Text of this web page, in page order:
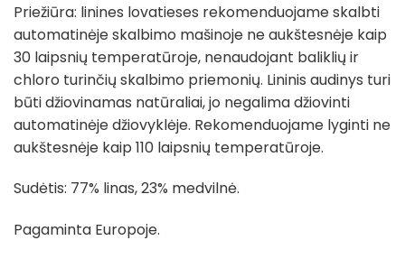
Priežiūra: linines lovatieses rekomenduojame skalbti
automatinėje skalbimo mašinoje ne aukštesnėje kaip
30 laipsnių temperatūroje, nenaudojant baliklių ir
chloro turinčių skalbimo priemonių. Lininis audinys turi
būti džiovinamas natūraliai, jo negalima džiovinti
automatinėje džiovyklėje. Rekomenduojame lyginti ne
aukštesnėje kaip 110 laipsnių temperatūroje.
Sudėtis: 77% linas, 23% medvilnė.
Pagaminta Europoje.